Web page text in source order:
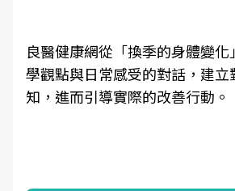
良醫健康網從「換季的身體變
學觀點與日常感受的對話，建立
知，進而引導實際的改善行動。